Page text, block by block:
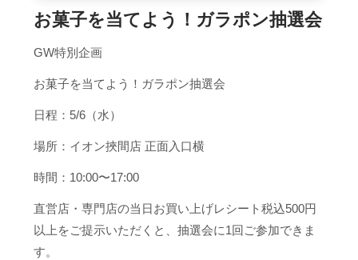
お菓子を当てよう！ガラポン抽選会
GW特別企画
お菓子を当てよう！ガラポン抽選会
日程：5/6（水）
場所：イオン挾間店 正面入口横
時間：10:00〜17:00
直営店・専門店の当日お買い上げレシート税込500円
以上をご提示いただくと、抽選会に1回ご参加できま
す。